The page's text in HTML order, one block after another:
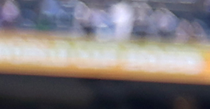
OPUŠTENA ATMOSFERA KOD